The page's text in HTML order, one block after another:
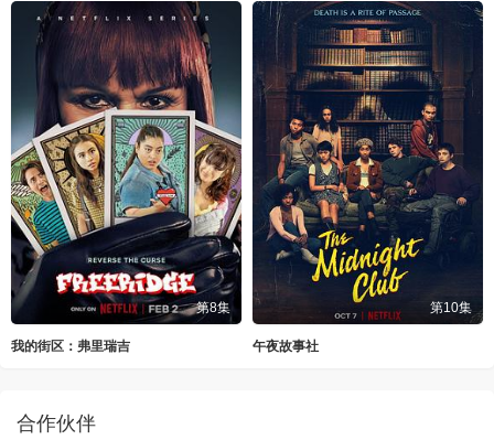
第8集
我的街区：弗里瑞吉
第10集
午夜故事社
合作伙伴